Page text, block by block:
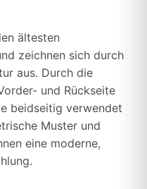
ältesten
zeichnen sich durch
aus. Durch die
und Rückseite
beidseitig verwendet
Muster und
eine moderne,